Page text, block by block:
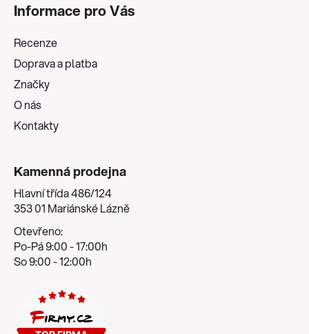
Informace pro Vás
Recenze
Doprava a platba
Značky
O nás
Kontakty
Kamenná prodejna
Hlavní třída 486/124
353 01 Mariánské Lázně
Otevřeno:
Po-Pá 9:00 - 17:00h
So 9:00 - 12:00h